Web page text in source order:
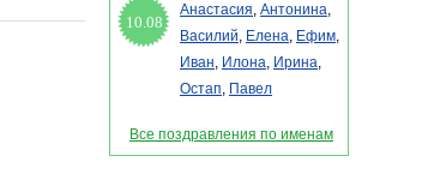
10.08
Анастасия, Антонина,
Василий, Елена, Ефим,
Иван, Илона, Ирина,
Остап, Павел
Все поздравления по именам